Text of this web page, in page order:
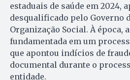
estaduais de saúde em 2024,
desqualificado pelo Governo
Organização Social. À época,
fundamentada em um
que apontou indícios de
documental durante o
entidade.